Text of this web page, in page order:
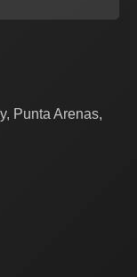
Punta Arenas,